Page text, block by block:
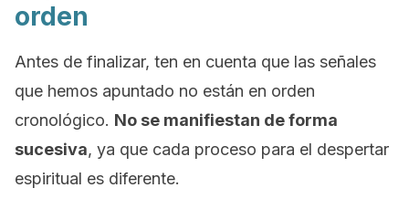
orden
Antes de finalizar, ten en cuenta que las señales
que hemos apuntado no están en orden
cronológico. No se manifiestan de forma
sucesiva, ya que cada proceso para el despertar
espiritual es diferente.